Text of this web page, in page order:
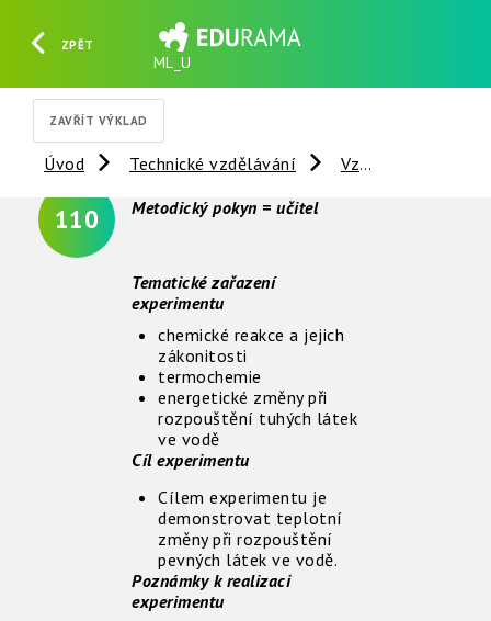
ZPĚT
ML_U
ZAVŘÍT VÝKLAD
Úvod Technické vzdělávání Vzdálené experimenty
110 Metodický pokyn = učitel
Tematické zařazení
experimentu
chemické reakce a jejich
zákonitosti
termochemie
energetické změny při
rozpouštění tuhých látek
ve vodě
Cíl experimentu
Cílem experimentu je
demonstrovat teplotní
změny při rozpouštění
pevných látek ve vodě.
Poznámky k realizaci
experimentu